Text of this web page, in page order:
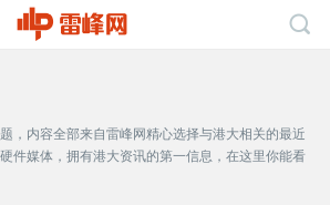
，内容全部来自雷峰网精心选择与港大相关的最近
件媒体，拥有港大资讯的第一信息，在这里你能看